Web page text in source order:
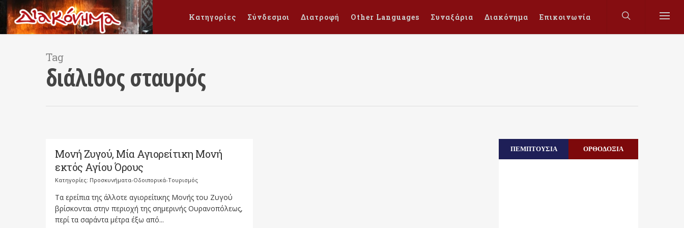
Κατηγορίες Σύνδεσμοι Διατροφή Other Languages Συναξάρια Διακόνημα Επικοινωνία
Tag
διάλιθος σταυρός
Μονή Ζυγού, Μία Αγιορείτικη Μονή
εκτός Αγίου Όρους
Κατηγορίες: Προσκυνήματα-Οδοιπορικά-Τουρισμός
Τα ερείπια της άλλοτε αγιορείτικης Μονής του Ζυγού
βρίσκονται στην περιοχή της σημερινής Ουρανοπόλεως,
περί τα σαράντα μέτρα έξω από...
ΠΕΜΠΤΟΥΣΙΑ ΟΡΘΟΔΟΞΙΑ